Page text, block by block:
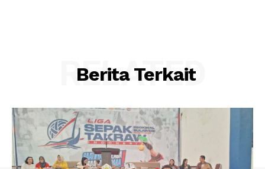
Berita Terkait
RELATED